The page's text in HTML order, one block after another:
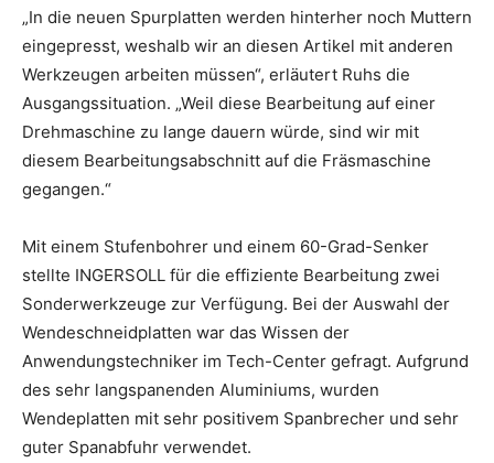
„In die neuen Spurplatten werden hinterher noch Muttern
eingepresst, weshalb wir an diesen Artikel mit anderen
Werkzeugen arbeiten müssen“, erläutert Ruhs die
Ausgangssituation. „Weil diese Bearbeitung auf einer
Drehmaschine zu lange dauern würde, sind wir mit
diesem Bearbeitungsabschnitt auf die Fräsmaschine
gegangen.“
Mit einem Stufenbohrer und einem 60-Grad-Senker
stellte INGERSOLL für die effiziente Bearbeitung zwei
Sonderwerkzeuge zur Verfügung. Bei der Auswahl der
Wendeschneidplatten war das Wissen der
Anwendungstechniker im Tech-Center gefragt. Aufgrund
des sehr langspanenden Aluminiums, wurden
Wendeplatten mit sehr positivem Spanbrecher und sehr
guter Spanabfuhr verwendet.